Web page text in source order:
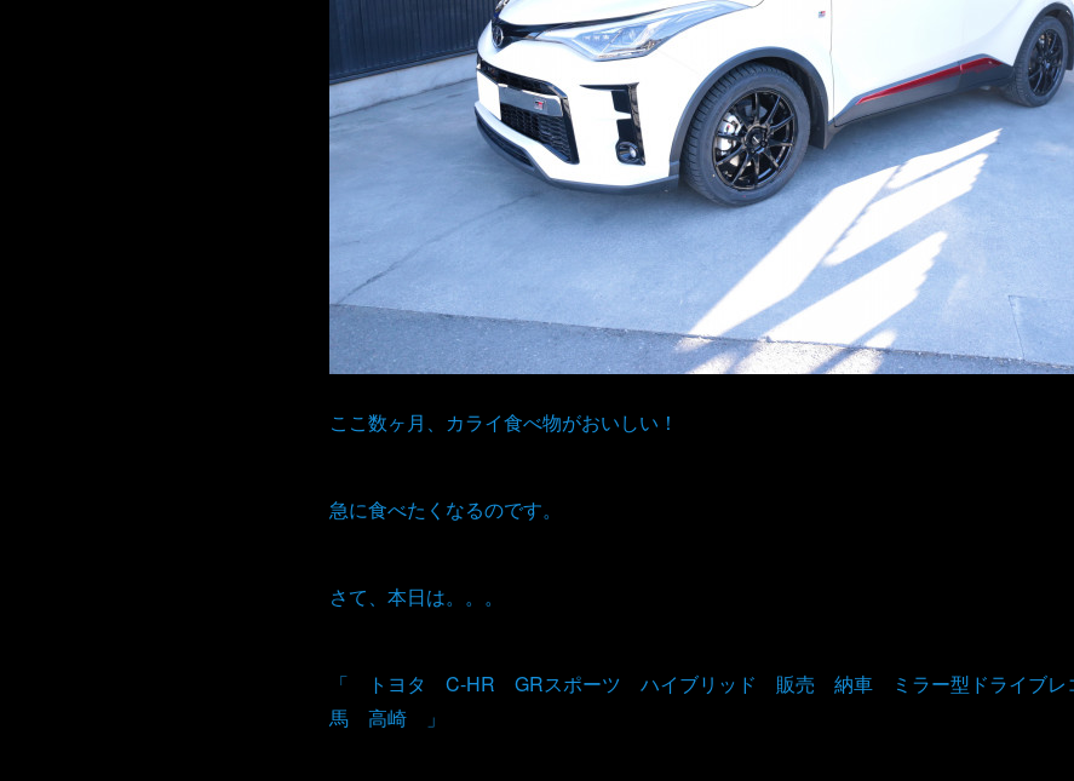
ここ数ヶ月、カライ食べ物がおいしい！
急に食べたくなるのです。
さて、本日は。。。
「 トヨタ C-HR GRスポーツ ハイブリッド 販売 納車 ミラー型ドライブ
馬 高崎 」